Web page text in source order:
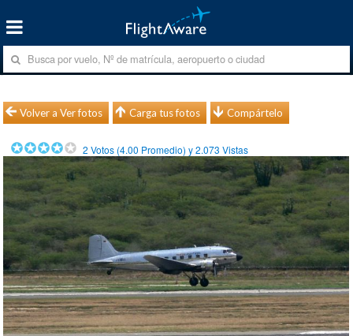
Volver a Ver fotos Carga tus fotos Compártelo
2 Votos (4.00 Promedio) y2.073 Vistas